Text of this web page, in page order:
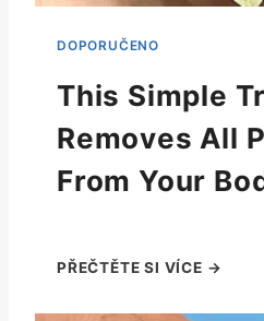
This Simple
Removes All
From Your